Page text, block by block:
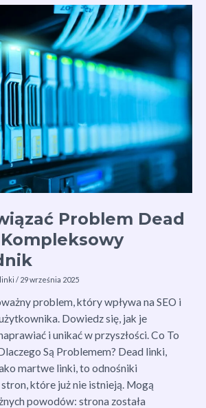
Problem Dead
/ 29 września 2025
problem, który wpływa na SEO i
Dowiedz się, jak je
i unikać w przyszłości. Co To
Są Problemem? Dead linki,
martwe linki, to odnośniki
które już nie istnieją. Mogą
powodów: strona została